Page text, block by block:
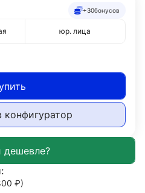
+30бонусов
юр. лица
конфигуратор
₽)